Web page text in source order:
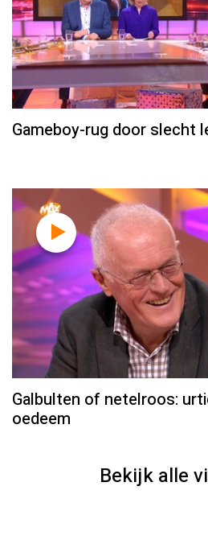
Gameboy-rug door slecht
Galbulten of netelroos:
oedeem
Bekijk alle